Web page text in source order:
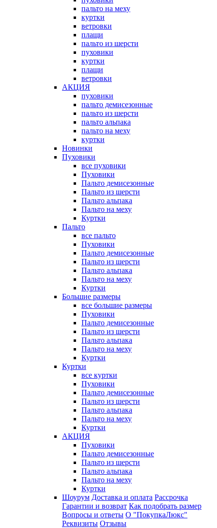
пальто на меху
куртки
ветровки
плащи
пальто из шерсти
пуховики
куртки
плащи
ветровки
АКЦИЯ
пуховики
пальто демисезонные
пальто из шерсти
пальто альпака
пальто на меху
куртки
Новинки
Пуховики
все пуховики
Пуховики
Пальто демисезонные
Пальто из шерсти
Пальто альпака
Пальто на меху
Куртки
Пальто
все пальто
Пуховики
Пальто демисезонные
Пальто из шерсти
Пальто альпака
Пальто на меху
Куртки
Большие размеры
все большие размеры
Пуховики
Пальто демисезонные
Пальто из шерсти
Пальто альпака
Пальто на меху
Куртки
Куртки
все куртки
Пуховики
Пальто демисезонные
Пальто из шерсти
Пальто альпака
Пальто на меху
Куртки
АКЦИЯ
Пуховики
Пальто демисезонные
Пальто из шерсти
Пальто альпака
Пальто на меху
Куртки
Шоурум Доставка и оплата Рассрочка
Гарантии и возврат Как подобрать размер
Вопросы и ответы О "ПокупкаЛюкс"
Реквизиты Отзывы